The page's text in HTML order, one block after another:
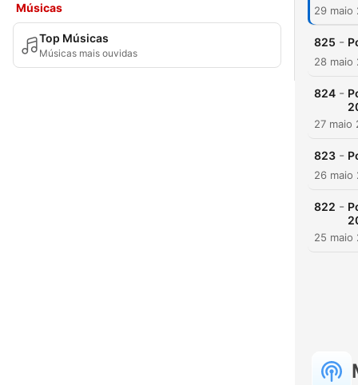
Músicas
Top Músicas
Músicas mais ouvidas
29 maio
825 -
28 maio
824 -
27 maio
823 -
26 maio
822 -
25 maio